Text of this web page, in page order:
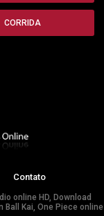
CORRIDA
Contato
online HD, Download
Ball Kai, One Piece online